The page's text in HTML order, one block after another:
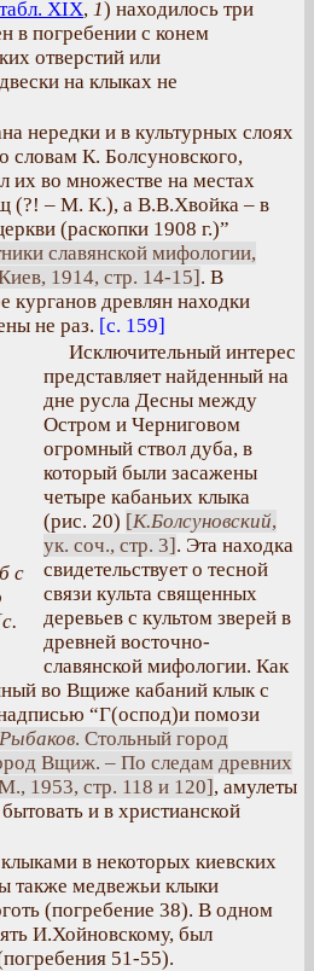
табл. XIX, 1) находилось три
в погребении с конем
отверстий или
на клыках не
нередки и в культурных слоях
словам К. Болсуновского,
их во множестве на местах
(?! – М. К.), а В.В.Хвойка – в
(раскопки 1908 г.)”
славянской мифологии,
1914, стр. 14-15]. В
курганов древлян находки
не раз. [с. 159]
с
Исключительный интерес
представляет найденный на
дне русла Десны между
Остром и Черниговом
огромный ствол дуба, в
который были засажены
четыре кабаньих клыка
(рис. 20) [К.Болсуновский,
ук. соч., стр. 3]. Эта находка
свидетельствует о тесной
связи культа священных
деревьев с культом зверей в
древней восточно-
славянской мифологии. Как
во Вщиже кабаний клык с
“Г(оспод)и помози
. Стольный город
Вщиж. – По следам древних
1953, стр. 118 и 120], амулеты
и в христианской
в некоторых киевских
также медвежьи клыки
(погребение 38). В одном
И.Хойновскому, был
51-55).